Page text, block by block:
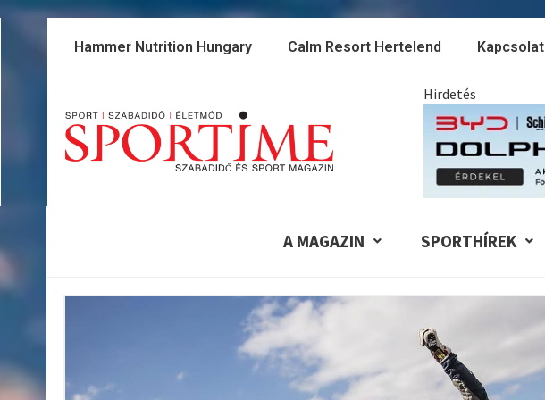
Skip
Hammer Nutrition Hungary Calm Resort Hertelend Kapcsolat
Hirdetés
A MAGAZIN SPORTHÍREK